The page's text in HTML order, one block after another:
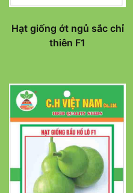
Hạt giống ớt ngủ sắc chỉ
thiên F1